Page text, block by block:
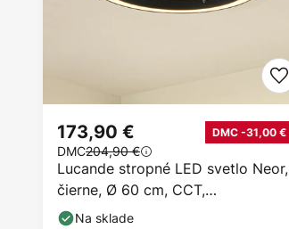
Lucande stropné LED svetlo Neor,
čierne, Ø 60 cm, CCT,
stmievateľné
173,90 € DMC -31,00 €
DMC204,90 €
Na sklade